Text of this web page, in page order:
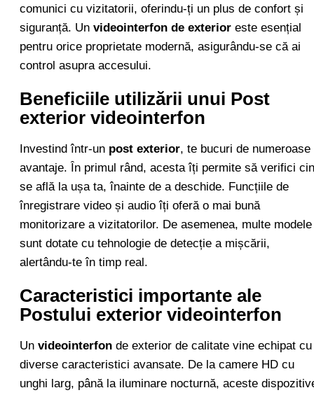
comunici cu vizitatorii, oferindu-ți un plus de confort și
siguranță. Un videointerfon de exterior este esențial
pentru orice proprietate modernă, asigurându-se că ai
control asupra accesului.
Beneficiile utilizării unui Post
exterior videointerfon
Investind într-un post exterior, te bucuri de numeroase
avantaje. În primul rând, acesta îți permite să verifici
se află la ușa ta, înainte de a deschide. Funcțiile de
înregistrare video și audio îți oferă o mai bună
monitorizare a vizitatorilor. De asemenea, multe modele
sunt dotate cu tehnologie de detecție a mișcării,
alertându-te în timp real.
Caracteristici importante ale
Postului exterior videointerfon
Un videointerfon de exterior de calitate vine echipat cu
diverse caracteristici avansate. De la camere HD cu
unghi larg, până la iluminare nocturnă, aceste